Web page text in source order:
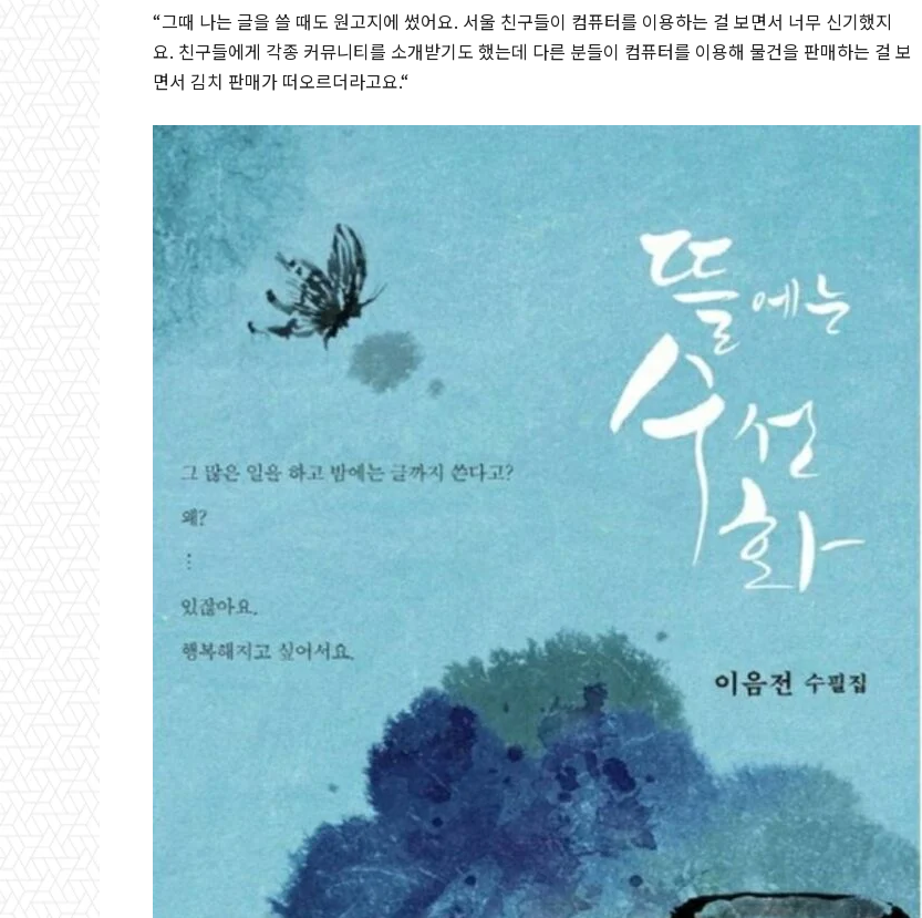
“그때 나는 글을 쓸 때도 원고지에 썼어요. 서울 친구들이 컴퓨터를 이용하는 걸 보면서 너무 신기했지
요. 친구들에게 각종 커뮤니티를 소개받기도 했는데 다른 분들이 컴퓨터를 이용해 물건을 판매하는 걸 보
면서 김치 판매가 떠오르더라고요.“